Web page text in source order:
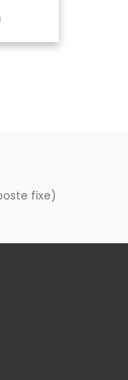
fixe)